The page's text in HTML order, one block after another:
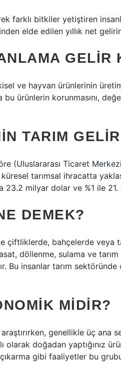
farklı bitkiler yetiştiren
elde edilen yıllık net
GELIR
ve hayvan ürünlerinin
bu ürünlerin korunmasını,
TARIM
(Uluslararası Ticaret
tarımsal ihracatta
23.2 milyar dolar ve %1 ile 21.
DEMEK?
çiftliklerde, bahçelerde veya
döllenme, sulama ve tarım
Bu insanlar tarım
MIDIR?
genellikle üç ana
doğadan yaptığınız
çıkarma gibi faaliyetler bu